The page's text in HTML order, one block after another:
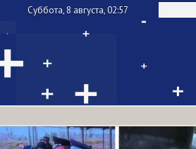
Суббота, 8 августа, 02:57